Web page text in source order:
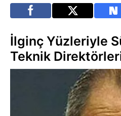
İlginç Yüzleriyle
Teknik